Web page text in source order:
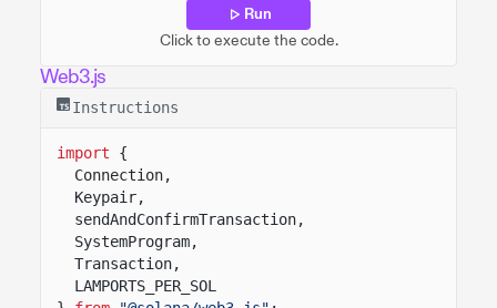
Run
Click to execute the code.
Web3.js
Instructions
import
{
Connection,
Keypair,
sendAndConfirmTransaction,
SystemProgram,
Transaction,
LAMPORTS_PER_SOL